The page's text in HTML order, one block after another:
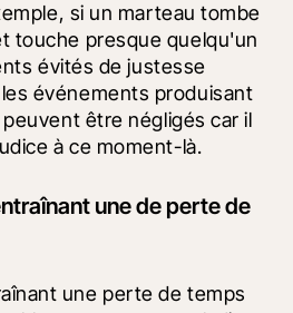
si un marteau tombe
touche presque quelqu'un
évités de justesse
événements produisant
être négligés car il
à ce moment-là.
une de perte de
une perte de temps